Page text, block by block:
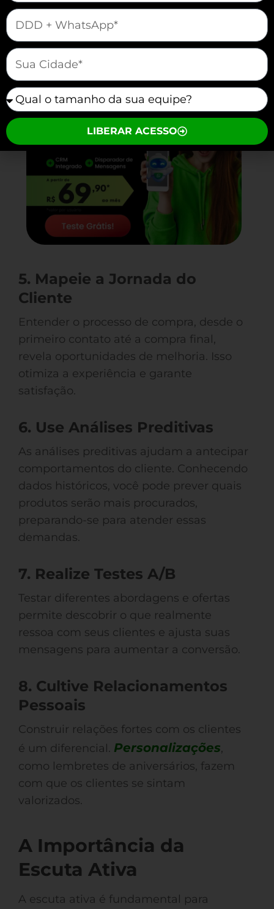
Vamos vender e atender melhor juntos?
5. Mapeie a Jornada do
Cliente
Entender o processo de compra, desde o
primeiro contato até a compra final,
revela oportunidades de melhoria. Isso
otimiza a experiência e garante
satisfação.
6. Use Análises Preditivas
As análises preditivas ajudam a antecipar
comportamentos do cliente. Conhecendo
dados históricos, você pode prever quais
produtos serão mais procurados,
preparando-se para atender essas
demandas.
7. Realize Testes A/B
Testar diferentes abordagens e ofertas
permite descobrir o que realmente
ressoa com seus clientes e ajusta suas
mensagens para aumentar a conversão.
8. Cultive Relacionamentos
Pessoais
Construir relações fortes com os clientes
é um diferencial. Personalizações,
como lembretes de aniversários, fazem
com que os clientes se sintam
valorizados.
A Importância da
Escuta Ativa
A escuta ativa é fundamental para
mauticform[telefone]
mauticform[cidade]
mauticform[equipe]
LIBERAR ACESSO